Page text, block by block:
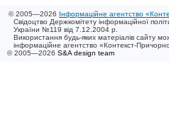
© 2005—2026 Інформаційне агентство
Свідоцтво Держкомітету інформаційної
України №119 від 7.12.2004 р.
Використання будь-яких матеріалів сайту
інформаційне агентство «Контекст-
© 2005—2026 S&A design team